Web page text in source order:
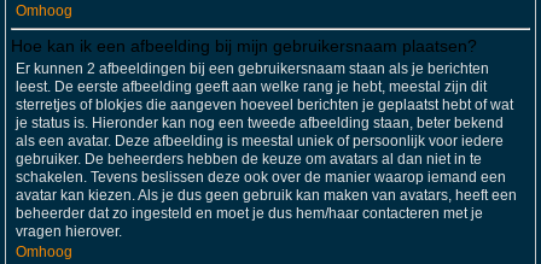
Omhoog
Hoe kan ik een afbeelding bij mijn gebruikersnaam plaatsen?
Er kunnen 2 afbeeldingen bij een gebruikersnaam staan als je berichten
leest. De eerste afbeelding geeft aan welke rang je hebt, meestal zijn dit
sterretjes of blokjes die aangeven hoeveel berichten je geplaatst hebt of wat
je status is. Hieronder kan nog een tweede afbeelding staan, beter bekend
als een avatar. Deze afbeelding is meestal uniek of persoonlijk voor iedere
gebruiker. De beheerders hebben de keuze om avatars al dan niet in te
schakelen. Tevens beslissen deze ook over de manier waarop iemand een
avatar kan kiezen. Als je dus geen gebruik kan maken van avatars, heeft een
beheerder dat zo ingesteld en moet je dus hem/haar contacteren met je
vragen hierover.
Omhoog